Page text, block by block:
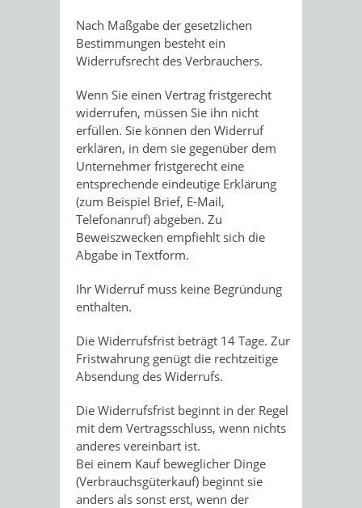
Nach Maßgabe der gesetzlichen
Bestimmungen besteht ein
Widerrufsrecht des Verbrauchers.
Wenn Sie einen Vertrag fristgerecht
widerrufen, müssen Sie ihn nicht
erfüllen. Sie können den Widerruf
erklären, in dem sie gegenüber dem
Unternehmer fristgerecht eine
entsprechende eindeutige Erklärung
(zum Beispiel Brief, E-Mail,
Telefonanruf) abgeben. Zu
Beweiszwecken empfiehlt sich die
Abgabe in Textform.
Ihr Widerruf muss keine Begründung
enthalten.
Die Widerrufsfrist beträgt 14 Tage. Zur
Fristwahrung genügt die rechtzeitige
Absendung des Widerrufs.
Die Widerrufsfrist beginnt in der Regel
mit dem Vertragsschluss, wenn nichts
anderes vereinbart ist.
Bei einem Kauf beweglicher Dinge
(Verbrauchsgüterkauf) beginnt sie
anders als sonst erst, wenn der